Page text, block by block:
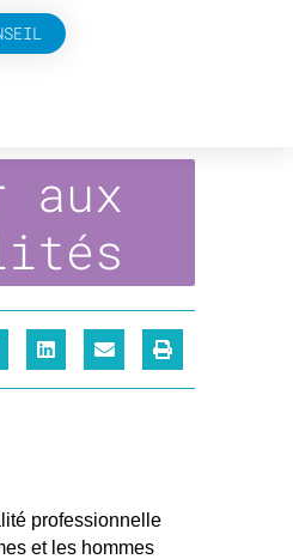
aux
professionnelle
et les hommes